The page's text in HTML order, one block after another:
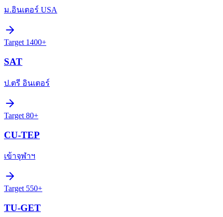
ม.อินเตอร์ USA
Target 1400+
SAT
ป.ตรี อินเตอร์
Target 80+
CU-TEP
เข้าจุฬาฯ
Target 550+
TU-GET